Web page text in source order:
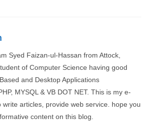
Syed Faizan-ul-Hassan from Attock,
of Computer Science having good
and Desktop Applications
MYSQL & VB DOT NET. This is my e-
write articles, provide web service. hope you
content on this blog.